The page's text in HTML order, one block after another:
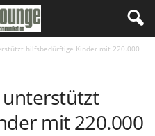
hilfsbedürftige Kinder mit 220.000
mit 220.000